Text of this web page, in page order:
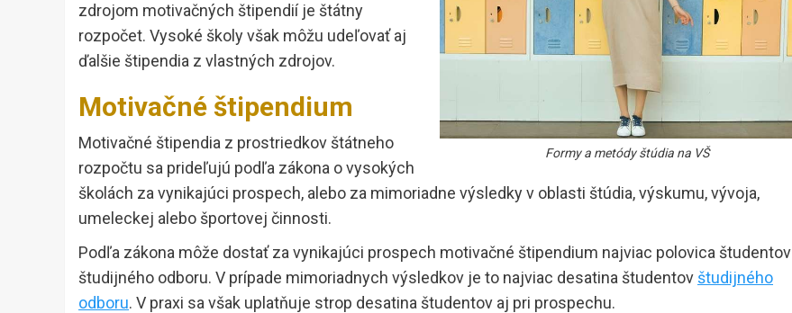
Formy a metódy štúdia na VŠ
zdrojom motivačných štipendií je štátny
rozpočet. Vysoké školy však môžu udeľovať aj
ďalšie štipendia z vlastných zdrojov.
Motivačné štipendium
Motivačné štipendia z prostriedkov štátneho
rozpočtu sa prideľujú podľa zákona o vysokých
školách za vynikajúci prospech, alebo za mimoriadne výsledky v oblasti štúdia, výskumu, vývoja,
umeleckej alebo športovej činnosti.
Podľa zákona môže dostať za vynikajúci prospech motivačné štipendium najviac polovica študentov
študijného odboru. V prípade mimoriadnych výsledkov je to najviac desatina študentov študijného
odboru. V praxi sa však uplatňuje strop desatina študentov aj pri prospechu.